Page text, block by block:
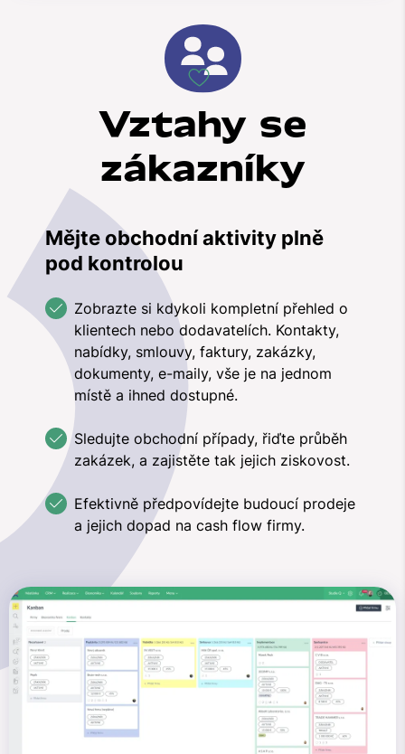
Vztahy se
zákazníky
Mějte obchodní aktivity plně
pod kontrolou
Zobrazte si kdykoli kompletní přehled o
klientech nebo dodavatelích. Kontakty,
nabídky, smlouvy, faktury, zakázky,
dokumenty, e-maily, vše je na jednom
místě a ihned dostupné.
Sledujte obchodní případy, řiďte průběh
zakázek, a zajistěte tak jejich ziskovost.
Efektivně předpovídejte budoucí prodeje
a jejich dopad na cash flow firmy.